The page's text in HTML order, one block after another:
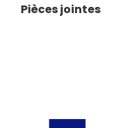
Pièces jointes